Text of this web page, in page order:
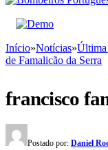
Início»Notícias»Última
de Famalicão da Serra
francisco
Postado por: Daniel